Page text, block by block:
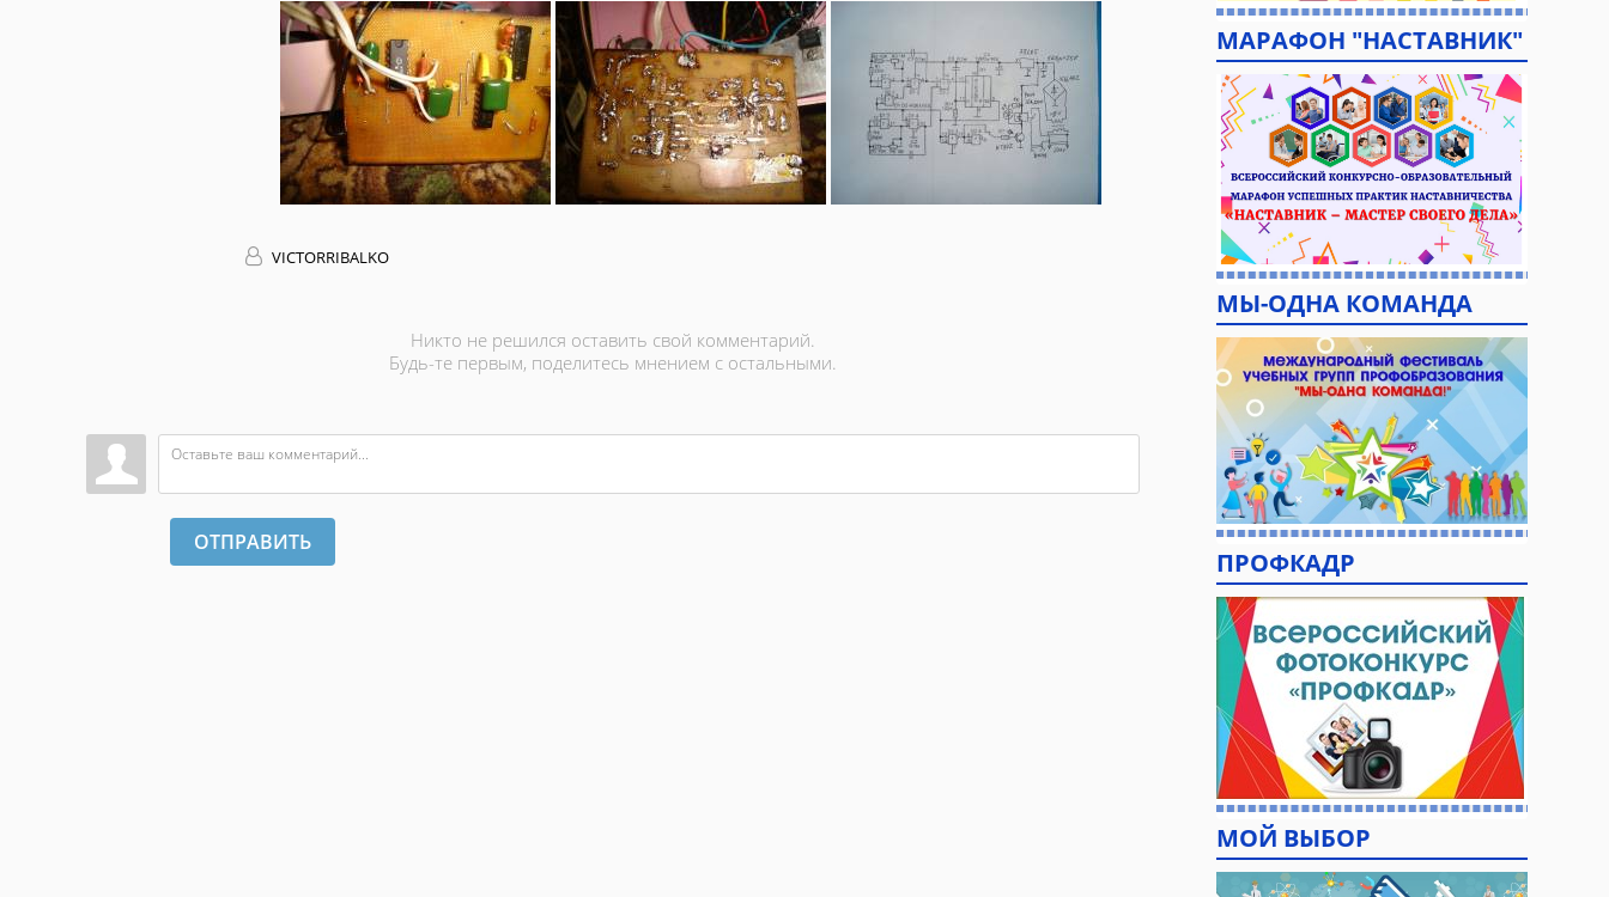
VICTORRIBALKO
Никто не решился оставить свой комментарий.
Будь-те первым, поделитесь мнением с остальными.
ОТПРАВИТЬ
МАРАФОН "НАСТАВНИК"
МЫ-ОДНА КОМАНДА
ПРОФКАДР
МОЙ ВЫБОР